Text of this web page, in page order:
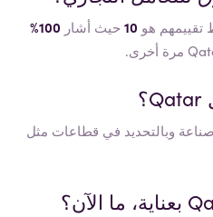
10 حيث أشار 100%
Qatar؟
صناعة وبالتحديد في قطاعات مثل
بعناية، ما الآن؟